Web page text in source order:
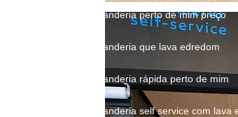
Lavanderia perto de mim preço
Lavanderia que lava edredom
Lavanderia rápida perto de mim
Lavanderia self service com lava